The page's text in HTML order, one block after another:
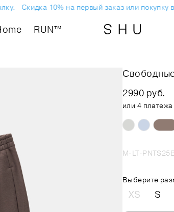
Скидка 10% на первый заказ или покупку в
RUN™
2990 руб.
или 4
M-LT-
Выберите
XS S